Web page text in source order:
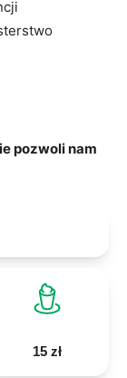
pozwoli nam
15 zł